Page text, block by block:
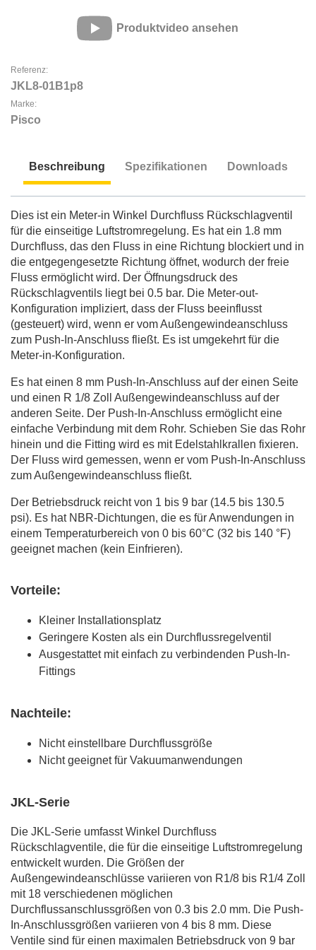
Produktvideo ansehen
Referenz:
JKL8-01B1p8
Marke:
Pisco
Beschreibung Spezifikationen Downloads
Dies ist ein Meter-in Winkel Durchfluss Rückschlagventil
für die einseitige Luftstromregelung. Es hat ein 1.8 mm
Durchfluss, das den Fluss in eine Richtung blockiert und in
die entgegengesetzte Richtung öffnet, wodurch der freie
Fluss ermöglicht wird. Der Öffnungsdruck des
Rückschlagventils liegt bei 0.5 bar. Die Meter-out-
Konfiguration impliziert, dass der Fluss beeinflusst
(gesteuert) wird, wenn er vom Außengewindeanschluss
zum Push-In-Anschluss fließt. Es ist umgekehrt für die
Meter-in-Konfiguration.
Es hat einen 8 mm Push-In-Anschluss auf der einen Seite
und einen R 1/8 Zoll Außengewindeanschluss auf der
anderen Seite. Der Push-In-Anschluss ermöglicht eine
einfache Verbindung mit dem Rohr. Schieben Sie das Rohr
hinein und die Fitting wird es mit Edelstahlkrallen fixieren.
Der Fluss wird gemessen, wenn er vom Push-In-Anschluss
zum Außengewindeanschluss fließt.
Der Betriebsdruck reicht von 1 bis 9 bar (14.5 bis 130.5
psi). Es hat NBR-Dichtungen, die es für Anwendungen in
einem Temperaturbereich von 0 bis 60°C (32 bis 140 °F)
geeignet machen (kein Einfrieren).
Vorteile:
Kleiner Installationsplatz
Geringere Kosten als ein Durchflussregelventil
Ausgestattet mit einfach zu verbindenden Push-In-
Fittings
Nachteile:
Nicht einstellbare Durchflussgröße
Nicht geeignet für Vakuumanwendungen
JKL-Serie
Die JKL-Serie umfasst Winkel Durchfluss
Rückschlagventile, die für die einseitige Luftstromregelung
entwickelt wurden. Die Größen der
Außengewindeanschlüsse variieren von R1/8 bis R1/4 Zoll
mit 18 verschiedenen möglichen
Durchflussanschlussgrößen von 0.3 bis 2.0 mm. Die Push-
In-Anschlussgrößen variieren von 4 bis 8 mm. Diese
Ventile sind für einen maximalen Betriebsdruck von 9 bar